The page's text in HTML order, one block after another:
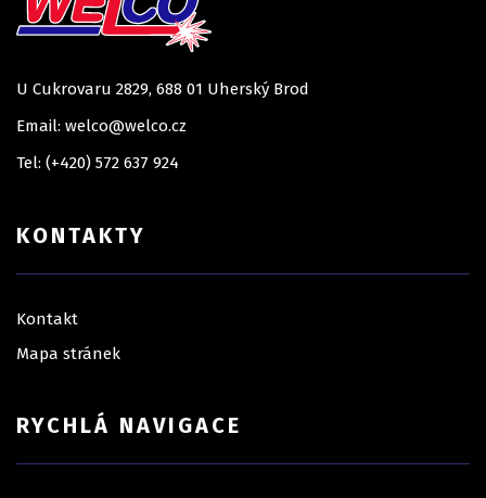
U Cukrovaru 2829, 688 01 Uherský Brod
Email: welco@welco.cz
Tel: (+420) 572 637 924
KONTAKTY
Kontakt
Mapa stránek
RYCHLÁ NAVIGACE